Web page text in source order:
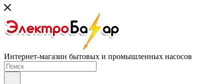
Интернет-магазин бытовых и промышленных насосов